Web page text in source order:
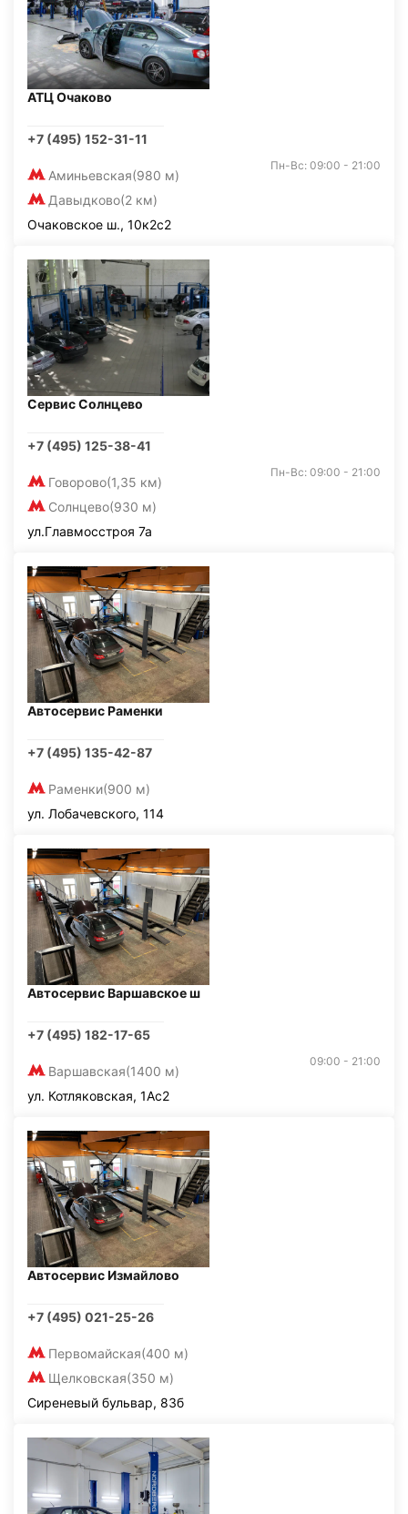
АТЦ Очаково
+7 (495) 152-31-11
Аминьевская(980 м)
Давыдково(2 км)
Пн-Вс: 09:00 - 21:00
Очаковское ш., 10к2с2
Сервис Солнцево
+7 (495) 125-38-41
Говорово(1,35 км)
Солнцево(930 м)
Пн-Вс: 09:00 - 21:00
ул.Главмосстроя 7а
Автосервис Раменки
+7 (495) 135-42-87
Раменки(900 м)
ул. Лобачевского, 114
Автосервис Варшавское ш
+7 (495) 182-17-65
Варшавская(1400 м)
09:00 - 21:00
ул. Котляковская, 1Ас2
Автосервис Измайлово
+7 (495) 021-25-26
Первомайская(400 м)
Щелковская(350 м)
Сиреневый бульвар, 83б